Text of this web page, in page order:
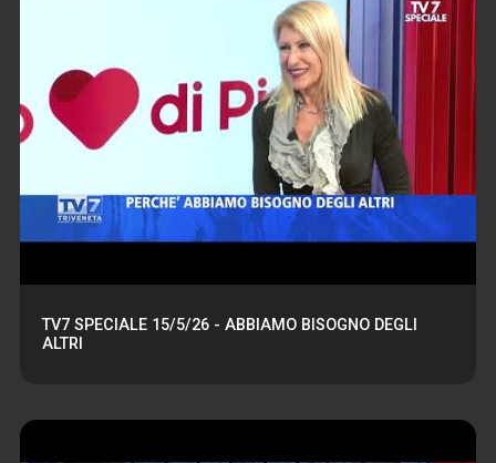
TV7 SPECIALE 15/5/26 - ABBIAMO BISOGNO DEGLI
ALTRI